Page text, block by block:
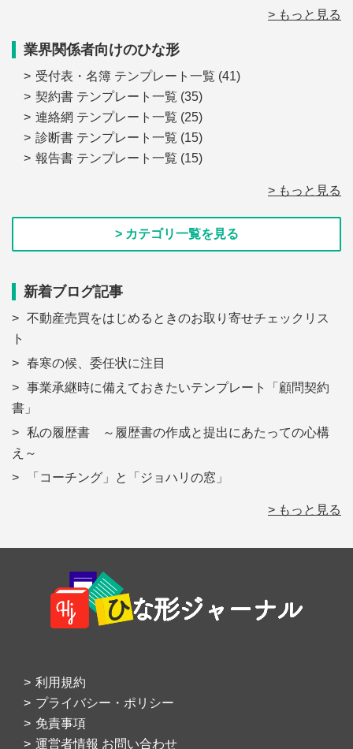
> もっと見る
業界関係者向けのひな形
受付表・名簿 テンプレート一覧 (41)
契約書 テンプレート一覧 (35)
連絡網 テンプレート一覧 (25)
診断書 テンプレート一覧 (15)
報告書 テンプレート一覧 (15)
> もっと見る
> カテゴリ一覧を見る
新着ブログ記事
不動産売買をはじめるときのお取り寄せチェックリス
ト
春寒の候、委任状に注目
事業承継時に備えておきたいテンプレート「顧問契約
書」
私の履歴書 ～履歴書の作成と提出にあたっての心構
え～
「コーチング」と「ジョハリの窓」
> もっと見る
Footer
利用規約
プライバシー・ポリシー
免責事項
運営者情報 お問い合わせ